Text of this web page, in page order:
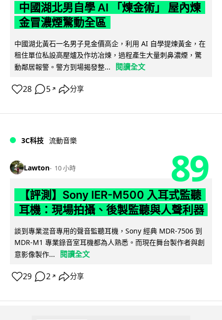
中國湖北男自學 AI 「煉金術」 屋內煉
金冒濃煙驚動全區
中國湖北黃石一名男子見金價高企，利用 AI 自學提煉黃金，在
租住單位私設高壓爐及作坊冶煉，過程產生大量刺鼻濃煙，驚
動鄰居報警。警方到場揭發整...
閱讀全文
28 5 ↗ 分享
3C科技 流動音樂
Lawton 10 小時 89
【評測】Sony IER-M500 入耳式監聽
耳機：現場拍攝、後製監聽與人聲利器
談到專業混音專用的聲音監聽耳機，Sony 經典 MDR-7506 到
MDR-M1 專業錄音室耳機都為人熟悉。而現在舞台製作者與創
意影像製作...
閱讀全文
29 2 ↗ 分享